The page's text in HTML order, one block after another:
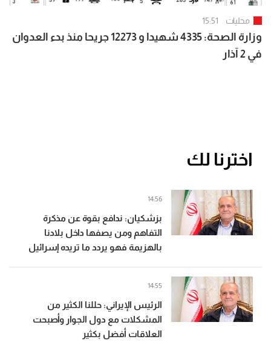
محليات 15:51
وزارة الصحة: 4335 شهيدا و 12273 جريحا منذ بدء العدوان
في 2 آذار
اخترنا لك
بزشكيان: ندافع بقوة عن مذكرة
التفاهم ومن يصفها داخل بلادنا
بالهزيمة فهو يردد ما تريده إسرائيل
14:56
الرئيس الإيراني: حللنا الكثير من
المشكلات مع دول الجوار وأصبحت
العلاقات أفضل بكثير
14:55